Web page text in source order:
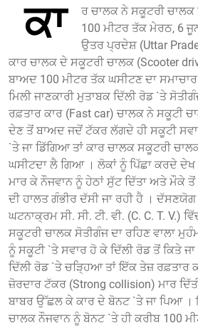
ਕਾ
ਰ ਚਾਲਕ ਨੇ ਸਕੂਟਰੀ
100 ਮੀਟਰ ਤੱਕ ਮੇਰਠ, 6
ਉਤਰ ਪ੍ਰਦੇਸ਼ (Uttar
ਕਾਰ ਚਾਲਕ ਦੇ ਸਕੂਟਰੀ ਚਾਲਕ (Scooter
ਬਾਅਦ 100 ਮੀਟਰ ਤੱਕ ਘਸੀਟਣ ਦਾ
ਮਿਲੀ ਜਾਣਕਾਰੀ ਮੁਤਾਬਕ ਦਿੱਲੀ ਰੋਡ `ਤੇ
ਰਫ਼ਤਾਰ ਕਾਰ (Fast car) ਚਾਲਕ ਨੇ ਸਕੂਟੀ
ਦੇਣ ਤੋਂ ਬਾਅਦ ਜਦੋਂ ਟੱਕਰ ਲੱਗਦੇ ਹੀ ਸਕੂਟੀ
`ਤੇ ਜਾ ਡਿੱਗਿਆ ਤਾਂ ਕਾਰ ਚਾਲਕ ਸਕੂਟਰੀ
ਘਸੀਟਦਾ ਲੈ ਗਿਆ । ਲੋਕਾਂ ਨੂੰ ਪਿੱਛਾ ਕਰਦੇ
ਮਾਰ ਕੇ ਨੌਜਵਾਨ ਨੂੰ ਹੇਠਾਂ ਸੁੱਟ ਦਿੱਤਾ ਅਤੇ ਮੌਕੇ
ਦੀ ਹਾਲਤ ਗੰਭੀਰ ਦੱਸੀ ਜਾ ਰਹੀ ਹੈ ।
ਘਟਨਾਕ੍ਰਮ ਸੀ. ਸੀ. ਟੀ. ਵੀ. (C. C. T. V.)
ਸਕੂਟਰੀ ਚਾਲਕ ਸੋਤੀਗੰਜ ਦਾ ਰਹਿਣ ਵਾਲਾ
ਨੂੰ ਸਕੂਟੀ `ਤੇ ਸਵਾਰ ਹੋ ਕੇ ਦਿੱਲੀ ਰੋਡ ਤੋਂ ਕਿਤੇ ਜਾ
ਦਿੱਲੀ ਰੋਡ `ਤੇ ਚੜ੍ਹਿਆ ਤਾਂ ਇੱਕ ਤੇਜ਼ ਰਫ਼ਤਾਰ
ਜ਼ੋਰਦਾਰ ਟੱਕਰ (Strong collision) ਮਾਰ
ਬਾਬਰ ਉੱਛਲ ਕੇ ਕਾਰ ਦੇ ਬੋਨਟ `ਤੇ ਜਾ ਪਿਆ
ਚਾਲਕ ਨੌਜਵਾਨ ਨੂੰ ਬੋਨਟ `ਤੇ ਹੀ ਕਰੀਬ 100